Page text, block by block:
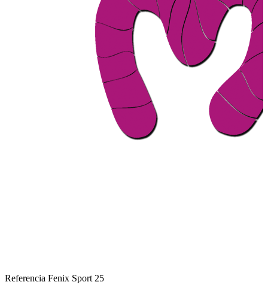
Referencia Fenix Sport 25